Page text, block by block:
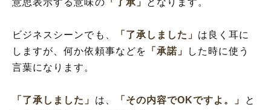
ビジネスシーンでも、 「了承しました」 は良く耳に
しますが、何か依頼事などを
「承諾」
した時に使う
言葉になります。
「了承しました」 は、 「その内容でOKですよ。」
と